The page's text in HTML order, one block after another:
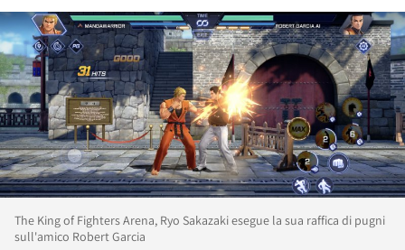
The King of Fighters Arena, Ryo Sakazaki esegue la sua raffica di pugni
sull'amico Robert Garcia